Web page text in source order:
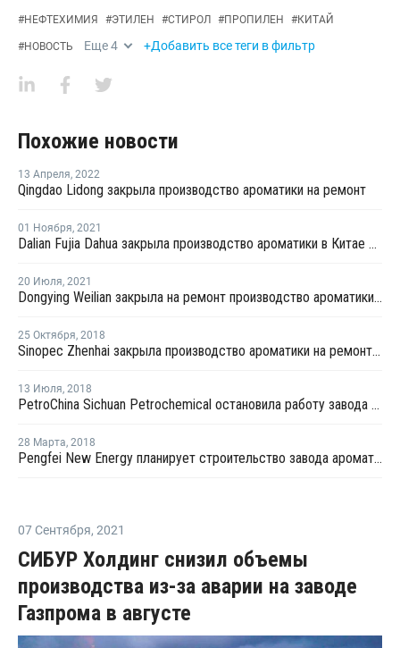
#НЕФТЕХИМИЯ #ЭТИЛЕН #СТИРОЛ #ПРОПИЛЕН #КИТАЙ
#НОВОСТЬ Еще4 +Добавить все теги в фильтр
Похожие новости
13 Апреля, 2022
Qingdao Lidong закрыла производство ароматики на ремонт
01 Ноября, 2021
Dalian Fujia Dahua закрыла производство ароматики в Китае на ремонт
20 Июля, 2021
Dongying Weilian закрыла на ремонт производство ароматики в Дунъин
25 Октября, 2018
Sinopec Zhenhai закрыла производство ароматики на ремонт в Чжэцзян
13 Июля, 2018
PetroChina Sichuan Petrochemical остановила работу завода бутадиена в Китае из-за утечки газа
28 Марта, 2018
Pengfei New Energy планирует строительство завода ароматики в Китае
07 Сентября, 2021
СИБУР Холдинг снизил объемы
производства из-за аварии на заводе
Газпрома в августе